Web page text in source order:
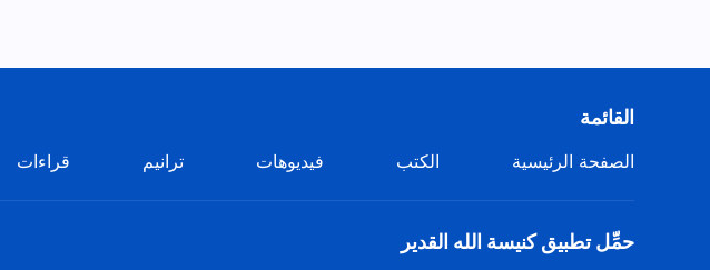
القائمة
الصفحة الرئيسية الكتب فيديوهات ترانيم قراءات
حمِّل تطبيق كنيسة الله القدير